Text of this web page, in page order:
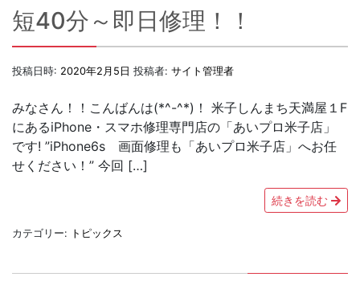
短40分～即日修理！！
投稿日時: 2020年2月5日 投稿者: サイト管理者
みなさん！！こんばんは(*^-^*)！ 米子しんまち天満屋１F
にあるiPhone・スマホ修理専門店の「あいプロ米子店」
です! ”iPhone6s 画面修理も「あいプロ米子店」へお任
せください！” 今回 […]
続きを読む
カテゴリー: トピックス